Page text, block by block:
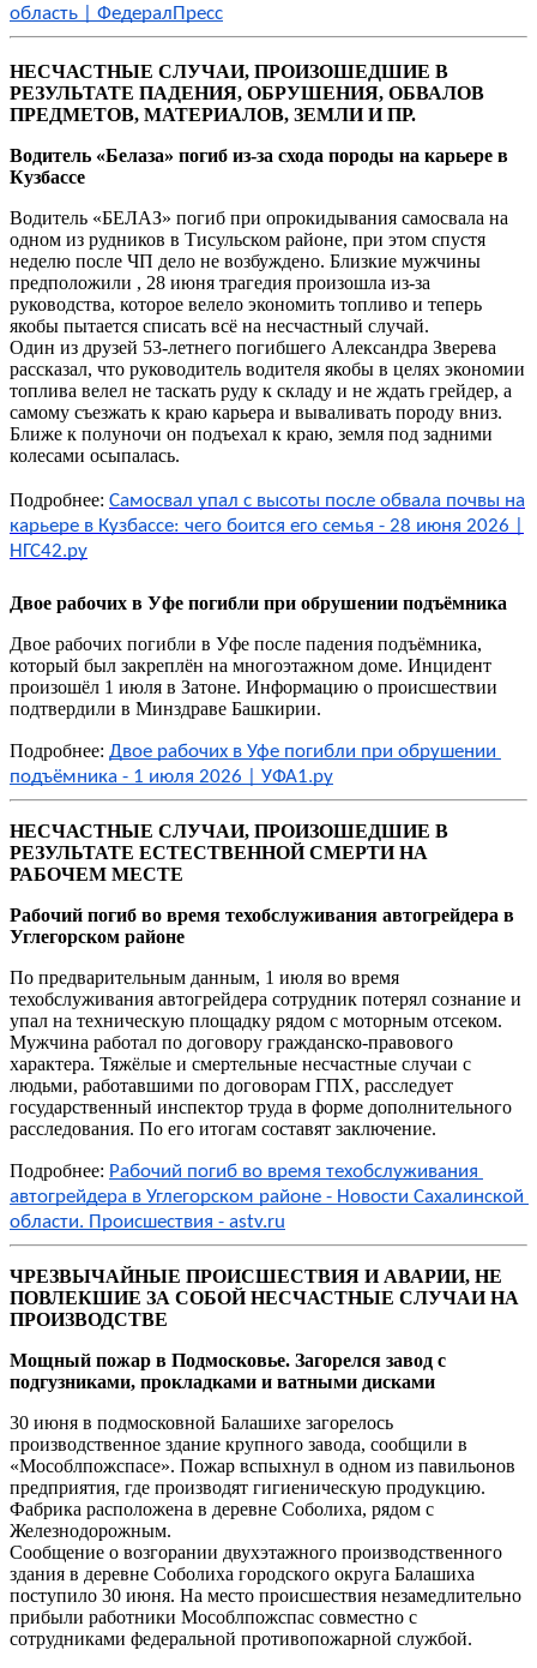
область | ФедералПресс
НЕСЧАСТНЫЕ СЛУЧАИ, ПРОИЗОШЕДШИЕ В
РЕЗУЛЬТАТЕ ПАДЕНИЯ, ОБРУШЕНИЯ, ОБВАЛОВ
ПРЕДМЕТОВ, МАТЕРИАЛОВ, ЗЕМЛИ И ПР.
Водитель «Белаза» погиб из-за схода породы на карьере в
Кузбассе
Водитель «БЕЛАЗ» погиб при опрокидывания самосвала на
одном из рудников в Тисульском районе, при этом спустя
неделю после ЧП дело не возбуждено. Близкие мужчины
предположили , 28 июня трагедия произошла из-за
руководства, которое велело экономить топливо и теперь
якобы пытается списать всё на несчастный случай.
Один из друзей 53-летнего погибшего Александра Зверева
рассказал, что руководитель водителя якобы в целях экономии
топлива велел не таскать руду к складу и не ждать грейдер, а
самому съезжать к краю карьера и вываливать породу вниз.
Ближе к полуночи он подъехал к краю, земля под задними
колесами осыпалась.
Подробнее: Самосвал упал с высоты после обвала почвы на
карьере в Кузбассе: чего боится его семья - 28 июня 2026 |
НГС42.ру
Двое рабочих в Уфе погибли при обрушении подъёмника
Двое рабочих погибли в Уфе после падения подъёмника,
который был закреплён на многоэтажном доме. Инцидент
произошёл 1 июля в Затоне. Информацию о происшествии
подтвердили в Минздраве Башкирии.
Подробнее: Двое рабочих в Уфе погибли при обрушении
подъёмника - 1 июля 2026 | УФА1.ру
НЕСЧАСТНЫЕ СЛУЧАИ, ПРОИЗОШЕДШИЕ В
РЕЗУЛЬТАТЕ ЕСТЕСТВЕННОЙ СМЕРТИ НА
РАБОЧЕМ МЕСТЕ
Рабочий погиб во время техобслуживания автогрейдера в
Углегорском районе
По предварительным данным, 1 июля во время
техобслуживания автогрейдера сотрудник потерял сознание и
упал на техническую площадку рядом с моторным отсеком.
Мужчина работал по договору гражданско-правового
характера. Тяжёлые и смертельные несчастные случаи с
людьми, работавшими по договорам ГПХ, расследует
государственный инспектор труда в форме дополнительного
расследования. По его итогам составят заключение.
Подробнее: Рабочий погиб во время техобслуживания
автогрейдера в Углегорском районе - Новости Сахалинской
области. Происшествия - astv.ru
ЧРЕЗВЫЧАЙНЫЕ ПРОИСШЕСТВИЯ И АВАРИИ, НЕ
ПОВЛЕКШИЕ ЗА СОБОЙ НЕСЧАСТНЫЕ СЛУЧАИ НА
ПРОИЗВОДСТВЕ
Мощный пожар в Подмосковье. Загорелся завод с
подгузниками, прокладками и ватными дисками
30 июня в подмосковной Балашихе загорелось
производственное здание крупного завода, сообщили в
«Мособлпожспасе». Пожар вспыхнул в одном из павильонов
предприятия, где производят гигиеническую продукцию.
Фабрика расположена в деревне Соболиха, рядом с
Железнодорожным.
Сообщение о возгорании двухэтажного производственного
здания в деревне Соболиха городского округа Балашиха
поступило 30 июня. На место происшествия незамедлительно
прибыли работники Мособлпожспас совместно с
сотрудниками федеральной противопожарной службой.